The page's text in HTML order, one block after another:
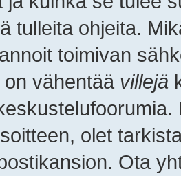
tulleita ohjeita.
toimivan
vähentää villejä
olet
Ota